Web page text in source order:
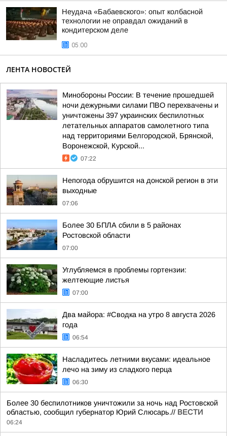
Неудача «Бабаевского»: опыт колбасной
технологии не оправдал ожиданий в
кондитерском деле
05:00
ЛЕНТА НОВОСТЕЙ
Минобороны России: В течение прошедшей
ночи дежурными силами ПВО перехвачены и
уничтожены 397 украинских беспилотных
летательных аппаратов самолетного типа
над территориями Белгородской, Брянской,
Воронежской, Курской...
07:22
Непогода обрушится на донской регион в эти
выходные
07:06
Более 30 БПЛА сбили в 5 районах
Ростовской области
07:00
Углубляемся в проблемы гортензии:
желтеющие листья
07:00
Два майора: #Сводка на утро 8 августа 2026
года
06:54
Насладитесь летними вкусами: идеальное
лечо на зиму из сладкого перца
06:30
Более 30 беспилотников уничтожили за ночь над Ростовской
областью, сообщил губернатор Юрий Слюсарь.// ВЕСТИ
06:24